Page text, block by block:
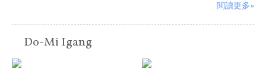
閱讀更多»
Do-Mi Igang